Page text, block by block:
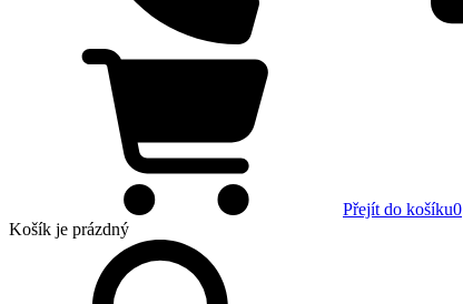
Přejít do košíku0
Košík je prázdný